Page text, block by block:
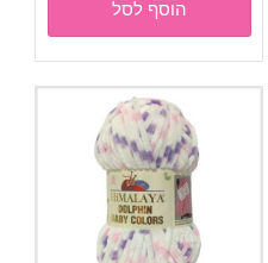
הוסף לסל